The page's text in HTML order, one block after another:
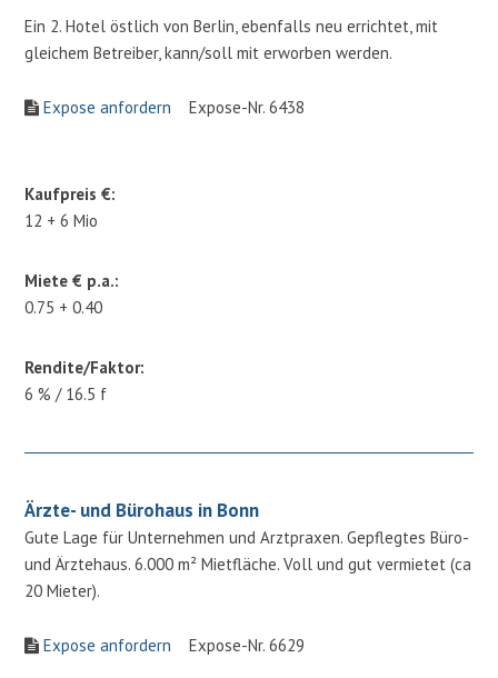
Ein 2. Hotel östlich von Berlin, ebenfalls neu errichtet, mit
gleichem Betreiber, kann/soll mit erworben werden.
Expose anfordern Expose-Nr. 6438
Kaufpreis €:
12 + 6 Mio
Miete € p.a.:
0.75 + 0.40
Rendite/Faktor:
6 % / 16.5 f
Ärzte- und Bürohaus in Bonn
Gute Lage für Unternehmen und Arztpraxen. Gepflegtes Büro-
und Ärztehaus. 6.000 m² Mietfläche. Voll und gut vermietet (ca
20 Mieter).
Expose anfordern Expose-Nr. 6629